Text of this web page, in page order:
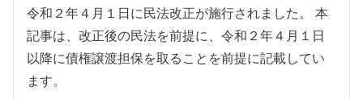
令和２年４月１日に民法改正が施行されました。 本
記事は、改正後の民法を前提に、令和２年４月１日
以降に債権譲渡担保を取ることを前提に記載してい
ます。